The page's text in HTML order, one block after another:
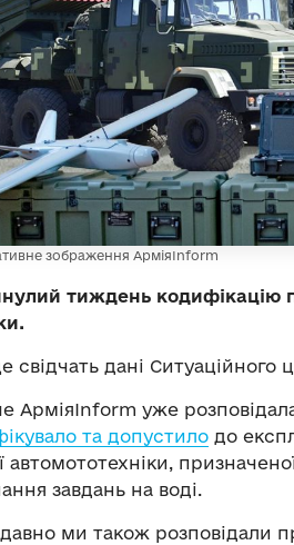
зображення АрміяInform
тиждень кодифікацію
свідчать дані Ситуаційного
АрміяInform уже
та допустило до
автомототехніки,
завдань на воді.
ми також розповідали